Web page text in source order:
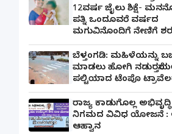
12ವರ್ಷ ಜೈಲು ಶಿಕ್ಷೆ-
ಪತ್ನಿ ಒಂದೂವರೆ ವರ್ಷದ
ಮಗುವಿನೊಂದಿಗೆ ನೇಣಿಗೆ
ಬೆಳ್ತಂಗಡಿ: ಮಹಿಳೆಯನ್ನು
ಮಾಡಲು ಹೋಗಿ
ಪಲ್ಟಿಯಾದ ಟೆಂಪೊ
ರಾಜ್ಯ ಕಾಡುಗೊಲ್ಲ ಅಭಿವೃದ್ಧಿ
ನಿಗಮದ ವಿವಿಧ ಯೋಜನೆ :
ಆಹ್ವಾನ